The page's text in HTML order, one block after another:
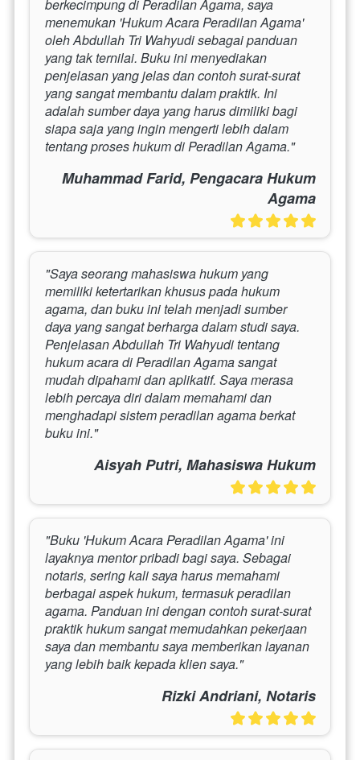
berkecimpung di Peradilan Agama, saya
menemukan 'Hukum Acara Peradilan Agama'
oleh Abdullah Tri Wahyudi sebagai panduan
yang tak ternilai. Buku ini menyediakan
penjelasan yang jelas dan contoh surat-surat
yang sangat membantu dalam praktik. Ini
adalah sumber daya yang harus dimiliki bagi
siapa saja yang ingin mengerti lebih dalam
tentang proses hukum di Peradilan Agama."
Muhammad Farid, Pengacara Hukum
Agama
"Saya seorang mahasiswa hukum yang
memiliki ketertarikan khusus pada hukum
agama, dan buku ini telah menjadi sumber
daya yang sangat berharga dalam studi saya.
Penjelasan Abdullah Tri Wahyudi tentang
hukum acara di Peradilan Agama sangat
mudah dipahami dan aplikatif. Saya merasa
lebih percaya diri dalam memahami dan
menghadapi sistem peradilan agama berkat
buku ini."
Aisyah Putri, Mahasiswa Hukum
"Buku 'Hukum Acara Peradilan Agama' ini
layaknya mentor pribadi bagi saya. Sebagai
notaris, sering kali saya harus memahami
berbagai aspek hukum, termasuk peradilan
agama. Panduan ini dengan contoh surat-surat
praktik hukum sangat memudahkan pekerjaan
saya dan membantu saya memberikan layanan
yang lebih baik kepada klien saya."
Rizki Andriani, Notaris